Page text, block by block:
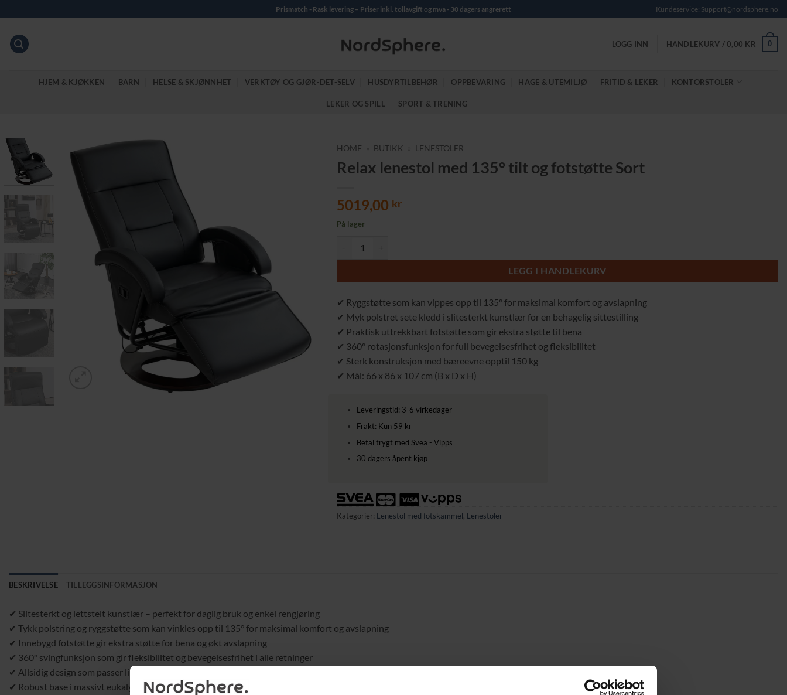
to
content
Prismatch - Rask levering – Priser inkl. tollavgift og mva - 30 dagers angrerett Kundeservice: Support@nordsphere.no
LOGG INN HANDLEKURV /0,00 KR 0
HJEM & KJØKKEN BARN HELSE & SKJØNNHET VERKTØY OG GJØR-DET-SELV HUSDYRTILBEHØR OPPBEVARING HAGE & UTEMILJØ FRITID & LEKER KONTORSTOLER
LEKER OG SPILL SPORT & TRENING
HOME BUTIKK LENESTOLER
Relax lenestol med 135° tilt og fotstøtte Sort
5019,00 kr
På lager
LEGG I HANDLEKURV
✔ Ryggstøtte som kan vippes opp til 135° for maksimal komfort og avslapning
✔ Myk polstret sete kledd i slitesterkt kunstlær for en behagelig sittestilling
✔ Praktisk uttrekkbart fotstøtte som gir ekstra støtte til bena
✔ 360° rotasjonsfunksjon for full bevegelsesfrihet og fleksibilitet
✔ Sterk konstruksjon med bæreevne opptil 150 kg
✔ Mål: 66 x 86 x 107 cm (B x D x H)
Leveringstid: 3-6 virkedager
Frakt: Kun 59 kr
Betal trygt med Svea - Vipps
30 dagers åpent kjøp
Kategorier: Lenestol med fotskammel, Lenestoler
BESKRIVELSE TILLEGGSINFORMASJON
✔ Slitesterkt og lettstelt kunstlær – perfekt for daglig bruk og enkel rengjøring
✔ Tykk polstring og ryggstøtte som kan vinkles opp til 135° for maksimal komfort og avslapning
✔ Innebygd fotstøtte gir ekstra støtte for bena og økt avslapning
✔ 360° svingfunksjon som gir fleksibilitet og bevegelsesfrihet i alle retninger
✔ Allsidig design som passer like godt i stue, soverom eller bobil
✔ Robust base i massivt eukalyptustre som garanterer holdbarhet og stabilitet